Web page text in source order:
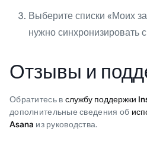
Выберите списки «Моих
нужно синхронизировать
Отзывы и
Обратитесь в службу поддержки
дополнительные сведения об
Asana из руководства.